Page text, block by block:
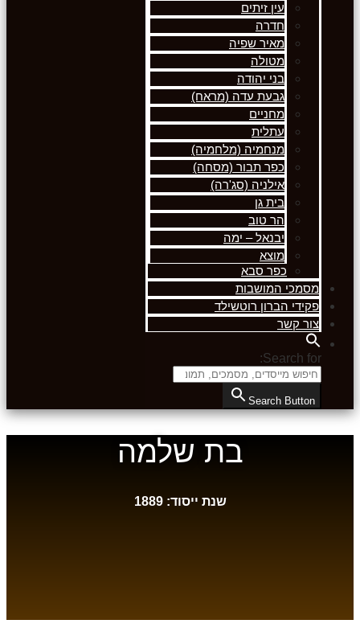
עין זיתים
חדרה
מאיר שפיה
מטולה
בני יהודה
גבעת עדה (מראח)
מחניים
עתלית
מנחמיה (מלחמיה)
כפר תבור (מסחה)
אילניה (סג'רה)
בית גן
הר טוב
יבנאל – ימה
מוצא
כפר סבא
מסמכי המושבות
פקידי הברון רוטשילד
צור קשר
Search for:
Search Button
בת שלמה
שנת ייסוד: 1889